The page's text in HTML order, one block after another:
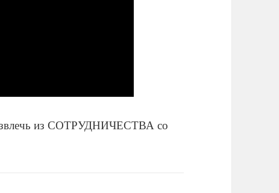
из СОТРУДНИЧЕСТВА со